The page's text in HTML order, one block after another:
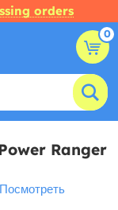
orders
0
Ranger
Посмотреть